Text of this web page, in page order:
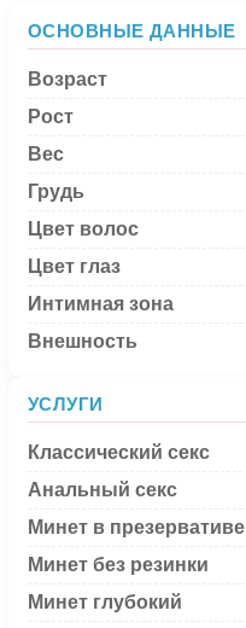
ОСНОВНЫЕ ДАННЫЕ
Возраст
Рост
Вес
Грудь
Цвет волос
Цвет глаз
Интимная зона
Внешность
УСЛУГИ
Классический секс
Анальный секс
Минет в презервативе
Минет без резинки
Минет глубокий